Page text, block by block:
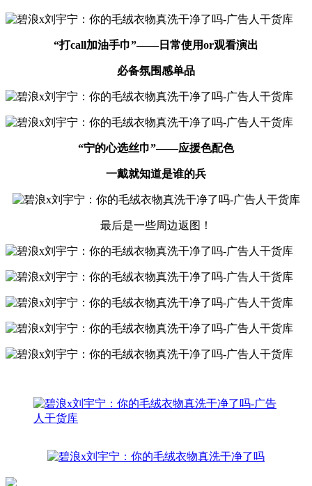
“打call加油手巾”——日常使用or观看演出
必备氛围感单品
“宁的心选丝巾”——应援色配色
一戴就知道是谁的兵
最后是一些周边返图！